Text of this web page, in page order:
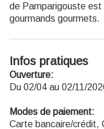
de Pamparigouste est
gourmands gourmets.
Infos pratiques
Ouverture:
Du 02/04 au 02/11/
Modes de paiement:
Carte bancaire/crédit,